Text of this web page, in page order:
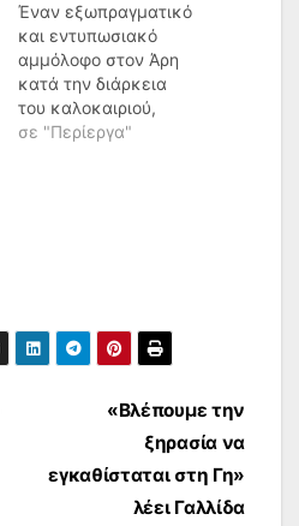
Έναν εξωπραγματικό
και εντυπωσιακό
αμμόλοφο στον Άρη
κατά την διάρκεια
του καλοκαιριού,
φωτογράφησε η
στην πραγματικότητα
είναι γκριζωπός. Το
αποτέλεσμα
προέρχεται από την
ενίσχυση του
contrast, ένα
σε "Περίεργα"
«Βλέπουμε την
ξηρασία να
εγκαθίσταται στη Γη»
λέει Γαλλίδα